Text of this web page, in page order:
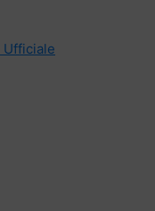
Ufficiale